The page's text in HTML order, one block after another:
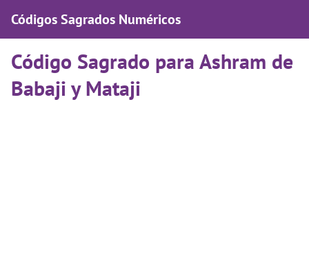
Códigos Sagrados Numéricos
Código Sagrado para Ashram de
Babaji y Mataji